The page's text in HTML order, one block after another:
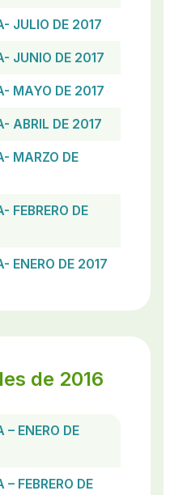
JULIO DE 2017
JUNIO DE 2017
MAYO DE 2017
ABRIL DE 2017
MARZO DE
FEBRERO DE
ENERO DE 2017
de 2016
– ENERO DE
FEBRERO DE